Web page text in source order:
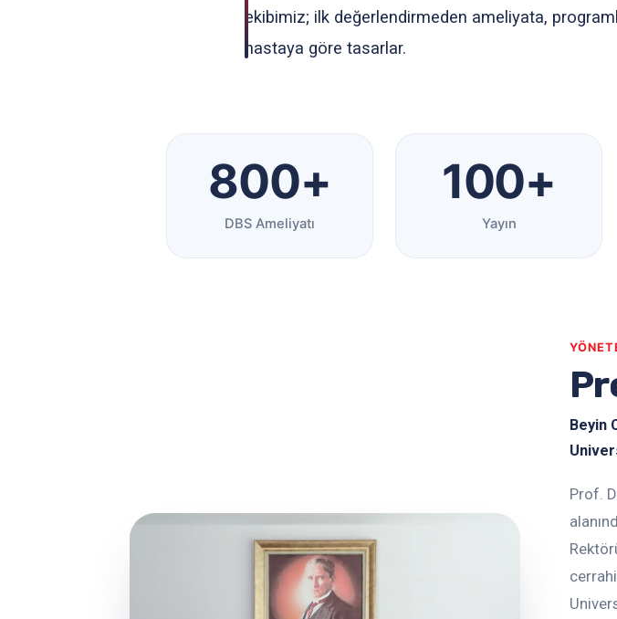
ekibimiz; ilk değerlendirmeden ameliyata,
hastaya göre tasarlar.
800+
DBS Ameliyatı
100+
Yayın
Beyin
Prof.